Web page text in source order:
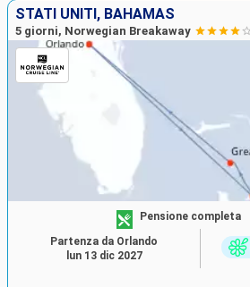
STATI UNITI, BAHAMAS
5 giorni, Norwegian Breakaway
Pensione completa
Partenza da Orlando
lun 13 dic 2027